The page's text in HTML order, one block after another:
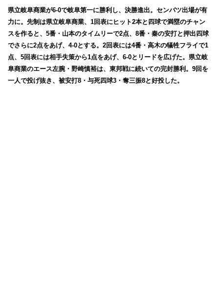
県立岐阜商業が6-0で岐阜第一に勝利し、決勝進出。センバツ出場が有
力に。先制は県立岐阜商業、1回表にヒット2本と四球で満塁のチャン
スを作ると、5番・山本のタイムリーで2点、8番・秦の安打と押出四球
でさらに2点をあげ、4-0とする。2回表には4番・高木の犠牲フライで1
点、5回表には相手失策から1点をあげ、6-0とリードを広げた。県立岐
阜商業のエース左腕・野崎慎裕は、東邦戦に続いての完封勝利。9回を
一人で投げ抜き、被安打8・与死四球3・奪三振8と好投した。